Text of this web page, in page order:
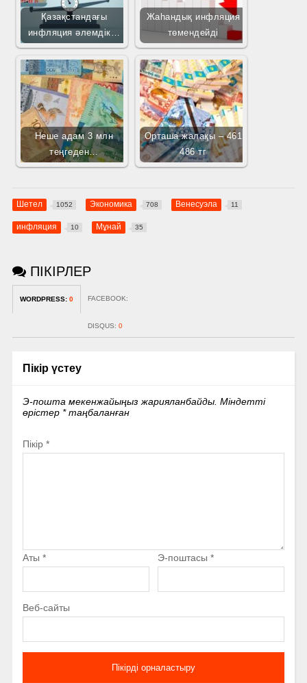
Қазақстандағы
инфляция әлемдік…
Жаһандық инфляция
төмендейді
Неше адам 3 млн
теңгеден…
Орташа жалақы – 461
486 тг
Шетел 1052 Экономика 708 Венесуэла 11
инфляция 10 Мұнай 35
ПІКІРЛЕР
WORDPRESS: 0 FACEBOOK:
DISQUS: 0
Пікір үстеу
Э-пошта мекенжайыңыз жарияланбайды. Міндетті
өрістер *таңбаланған
Пікір *
Аты * Э-поштасы *
Веб-сайты